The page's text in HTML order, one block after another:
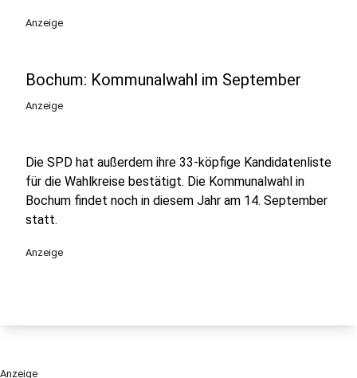
Anzeige
Bochum: Kommunalwahl im September
Anzeige
Die SPD hat außerdem ihre 33-köpfige Kandidatenliste
für die Wahlkreise bestätigt. Die Kommunalwahl in
Bochum findet noch in diesem Jahr am 14. September
statt.
Anzeige
Anzeige